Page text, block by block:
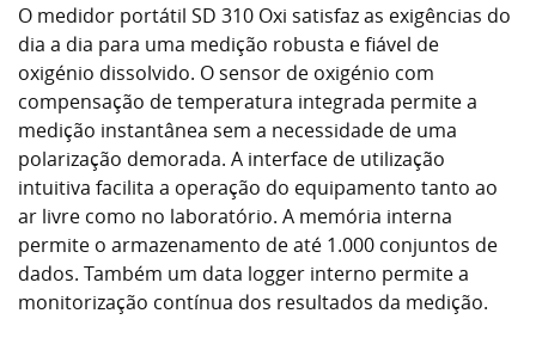
O medidor portátil SD 310 Oxi satisfaz as exigências do
dia a dia para uma medição robusta e fiável de
oxigénio dissolvido. O sensor de oxigénio com
compensação de temperatura integrada permite a
medição instantânea sem a necessidade de uma
polarização demorada. A interface de utilização
intuitiva facilita a operação do equipamento tanto ao
ar livre como no laboratório. A memória interna
permite o armazenamento de até 1.000 conjuntos de
dados. Também um data logger interno permite a
monitorização contínua dos resultados da medição.